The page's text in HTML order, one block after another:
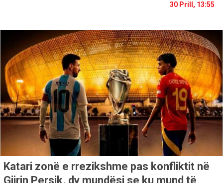
30 Prill, 13:55
Katari zonë e rrezikshme pas konfliktit në
Gjirin Persik, dy mundësi se ku mund të